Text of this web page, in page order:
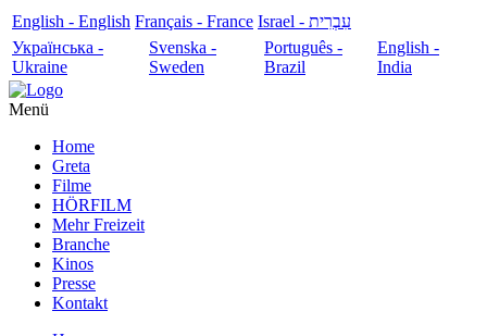
English - English Français - France
עִבְרִית - Israel
Українська -
Ukraine
Svenska -
Sweden
Português -
Brazil
English -
India
Menü
Home
Greta
Filme
HÖRFILM
Mehr Freizeit
Branche
Kinos
Presse
Kontakt